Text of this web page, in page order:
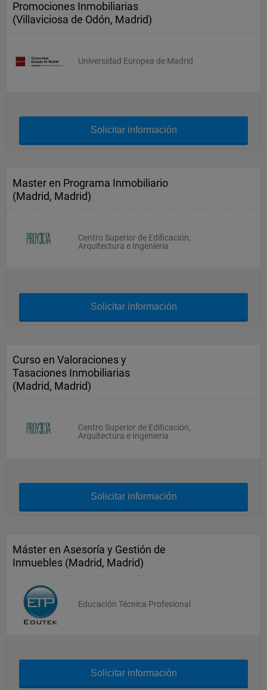
Promociones Inmobiliarias
(Villaviciosa de Odón, Madrid)
Universidad Europea de Madrid
Solicitar información
Master en Programa Inmobiliario
(Madrid, Madrid)
Centro Superior de Edificación,
Arquitectura e Ingenieria
Solicitar información
Curso en Valoraciones y
Tasaciones Inmobiliarias
(Madrid, Madrid)
Centro Superior de Edificación,
Arquitectura e Ingenieria
Solicitar información
Máster en Asesoría y Gestión de
Inmuebles (Madrid, Madrid)
Educación Técnica Profesional
Solicitar información